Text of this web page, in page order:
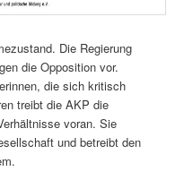
Die Regierung
die Opposition vor.
die sich kritisch
treibt die AKP die
voran. Sie
und betreibt den